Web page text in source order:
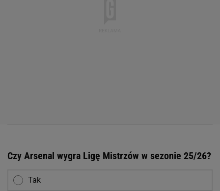
Czy Arsenal wygra Ligę Mistrzów w sezonie 25/26?
Tak